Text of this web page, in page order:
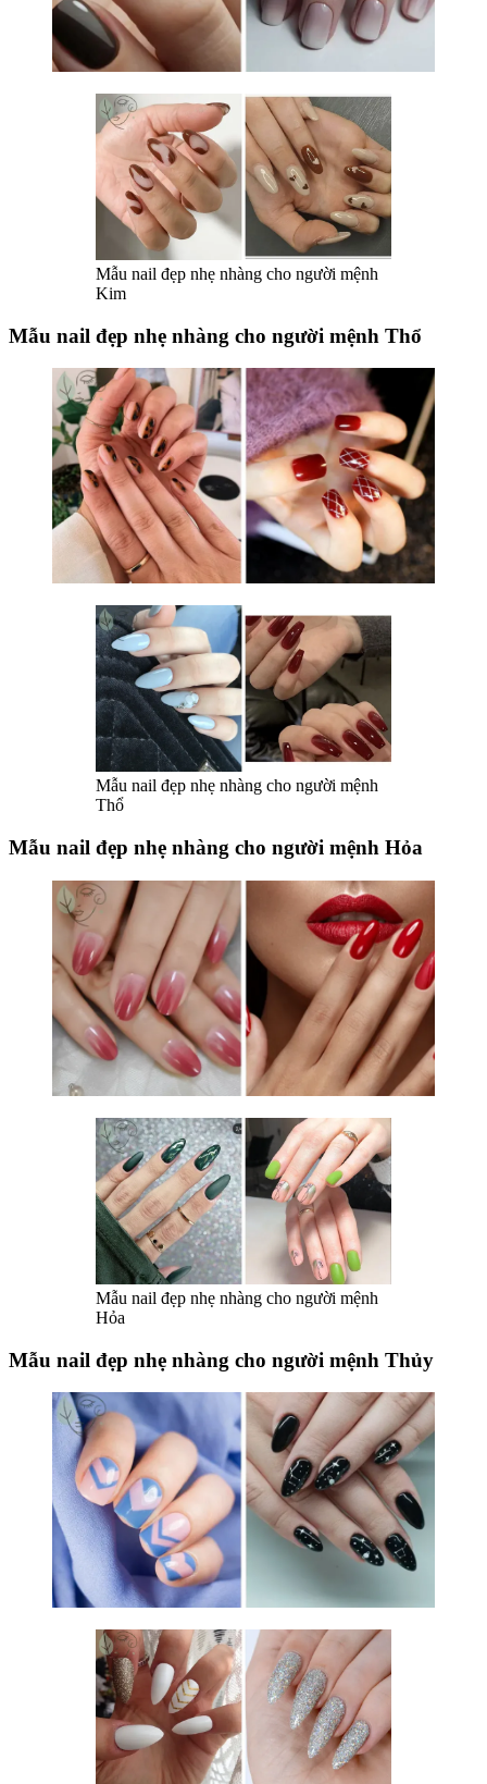
Mẫu nail đẹp nhẹ nhàng cho người mệnh
Kim
Mẫu nail đẹp nhẹ nhàng cho người mệnh Thổ
Mẫu nail đẹp nhẹ nhàng cho người mệnh
Thổ
Mẫu nail đẹp nhẹ nhàng cho người mệnh Hỏa
Mẫu nail đẹp nhẹ nhàng cho người mệnh
Hỏa
Mẫu nail đẹp nhẹ nhàng cho người mệnh Thủy